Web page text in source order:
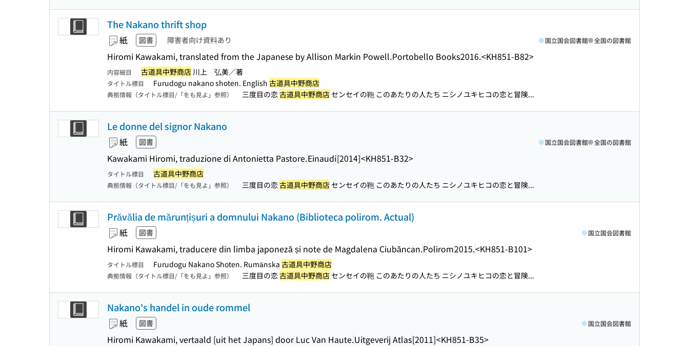
The Nakano thrift shop
紙 図書 障害者向け資料あり
Hiromi Kawakami, translated from the Japanese by Allison Markin Powell.Portobello Books2016.<KH851-B82>
国立国会図書館 全国の図書館
内容細目 古道具中野商店 川上 弘美／著
タイトル標目 Furudogu nakano shoten. English 古道具中野商店
典拠情報（タイトル標目/「をも見よ」参照） 三度目の恋古道具中野商店 センセイの鞄 このあたりの人たち ニシノユキヒコの恋と冒険...
Le donne del signor Nakano
紙 図書
Kawakami Hiromi, traduzione di Antonietta Pastore.Einaudi[2014]<KH851-B32>
国立国会図書館 全国の図書館
タイトル標目 古道具中野商店
典拠情報（タイトル標目/「をも見よ」参照） 三度目の恋古道具中野商店 センセイの鞄 このあたりの人たち ニシノユキヒコの恋と冒険...
Prăvălia de mărunțișuri a domnului Nakano (Biblioteca polirom. Actual)
紙 図書
Hiromi Kawakami, traducere din limba japoneză și note de Magdalena Ciubăncan.Polirom2015.<KH851-B101>
国立国会図書館
タイトル標目 Furudogu Nakano Shoten. Rumänska 古道具中野商店
典拠情報（タイトル標目/「をも見よ」参照） 三度目の恋古道具中野商店 センセイの鞄 このあたりの人たち ニシノユキヒコの恋と冒険...
Nakano's handel in oude rommel
紙 図書
Hiromi Kawakami, vertaald [uit het Japans] door Luc Van Haute.Uitgeverij Atlas[2011]<KH851-B35>
国立国会図書館